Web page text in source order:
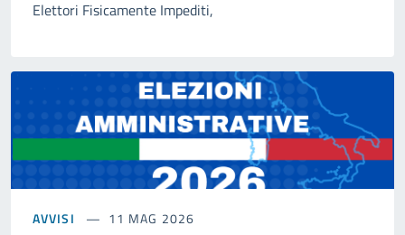
Elettori Fisicamente Impediti,
AVVISI 11 MAG 2026